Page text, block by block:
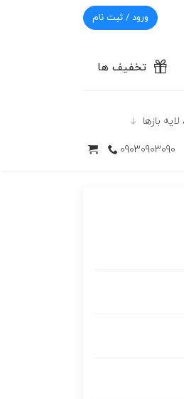
ورود / ثبت نام
تخفیف ها
بازها
09030903090